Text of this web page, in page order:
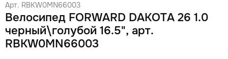
Арт. RBKW0MN66003
Велосипед FORWARD DAKOTA 26 1.0
черный\голубой 16.5", арт.
RBKW0MN66003